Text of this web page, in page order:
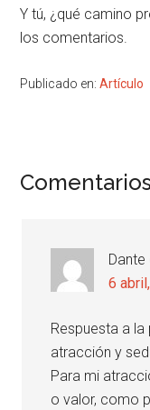
Y tú, ¿qué camino
los comentarios.
Publicado en:Artículo
los
lectores
Dante
6
Respuesta a la
atracción y
Para mi
o valor, como